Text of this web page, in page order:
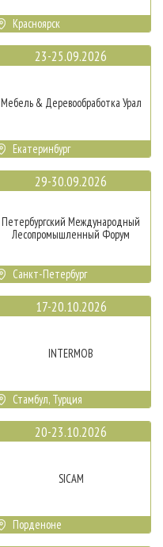
Красноярск
23-25.09.2026
Мебель & Деревообработка Урал
Екатеринбург
29-30.09.2026
Петербургский Международный
Лесопромышленный Форум
Санкт-Петербург
17-20.10.2026
INTERMOB
Стамбул, Турция
20-23.10.2026
SICAM
Порденоне